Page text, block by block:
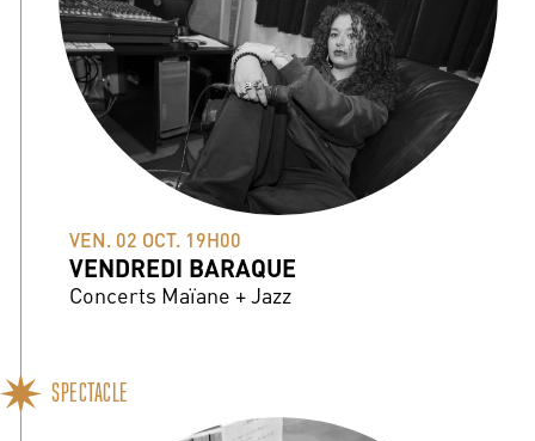
VEN. 02 OCT. 19H00
VENDREDI BARAQUE
Concerts Maïane + Jazz
SPECTACLE